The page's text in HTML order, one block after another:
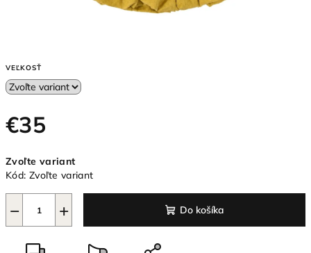
VEĽKOSŤ
€35
cena:
Zvoľte variant
Kód: Zvoľte variant
+
− Do košíka